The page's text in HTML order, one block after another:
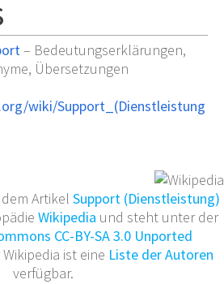
– Bedeutungserklärungen,
Übersetzungen
wiki/Support_(Dienstleistung
Artikel Support (Dienstleistung)
Wikipedia und steht unter der
CC-BY-SA 3.0 Unported
ist eine Liste der Autoren
verfügbar.